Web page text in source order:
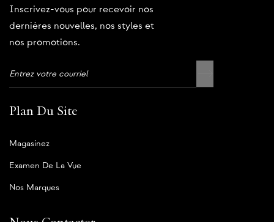
Inscrivez-vous pour recevoir nos
dernières nouvelles, nos styles et
nos promotions.
Plan Du Site
Magasinez
Examen De La Vue
Nos Marques